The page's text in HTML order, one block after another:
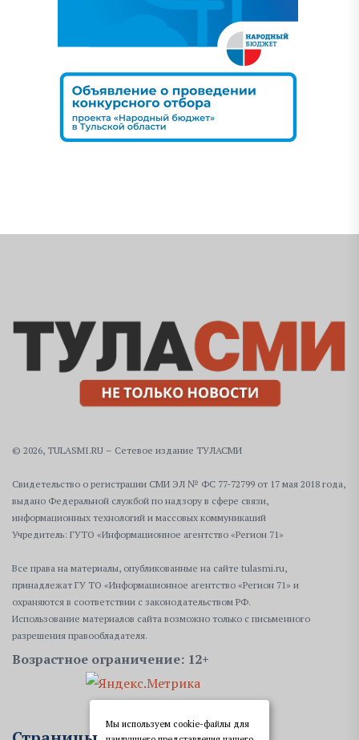
© 2026, TULASMI.RU – Сетевое издание ТУЛАСМИ
Свидетельство о регистрации СМИ ЭЛ № ФС 77-72799 от 17 мая 2018 года,
выдано Федеральной службой по надзору в сфере связи,
информационных технологий и массовых коммуникаций
Учредитель: ГУТО «Информационное агентство «Регион 71»
Все права на материалы, опубликованные на сайте tulasmi.ru,
принадлежат ГУ ТО «Информационное агентство «Регион 71» и
охраняются в соответствии с законодательством РФ.
Использование материалов сайта возможно только с письменного
разрешения правообладателя.
Возрастное ограничение: 12+
Мы используем cookie-файлы для